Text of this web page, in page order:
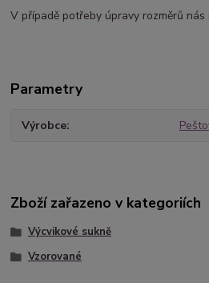
V případě potřeby úpravy rozměrů
Parametry
Výrobce
Zboží zařazeno v kategoriích
Výcvikové sukně
Vzorované